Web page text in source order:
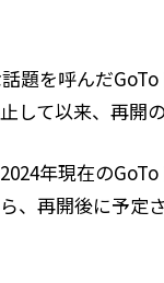
題を呼んだ
して以来、再開
年現在の
、再開後に予定